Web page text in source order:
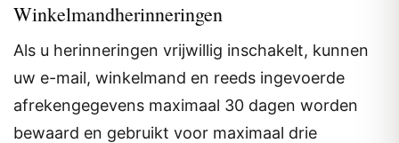
Winkelmandherinneringen
Als u herinneringen vrijwillig inschakelt, kunnen
uw e-mail, winkelmand en reeds ingevoerde
afrekengegevens maximaal 30 dagen worden
bewaard en gebruikt voor maximaal drie